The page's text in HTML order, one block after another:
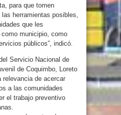
para que tomen
herramientas posibles,
que les
municipio, como
públicos”, indicó.
Servicio Nacional de
de Coquimbo, Loreto
relevancia de acercar
a las comunidades
el trabajo preventivo